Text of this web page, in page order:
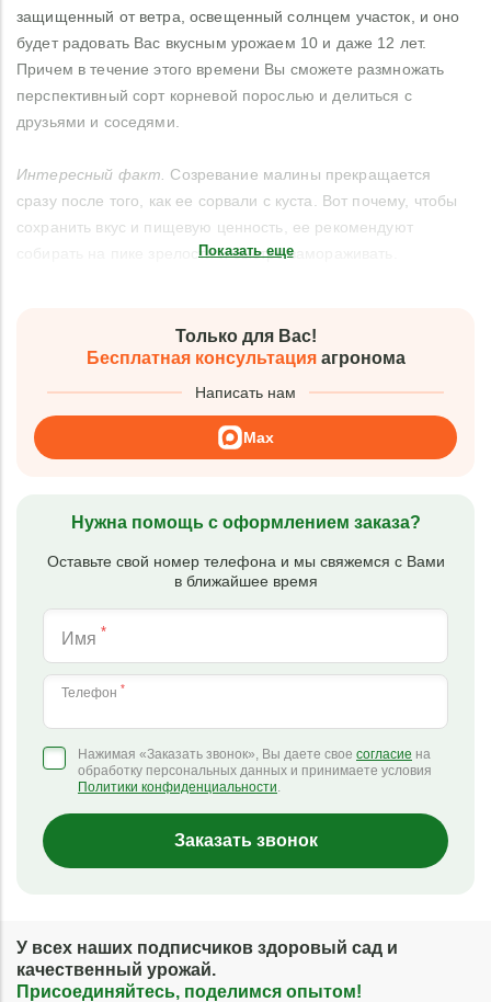
защищенный от ветра, освещенный солнцем участок, и оно
будет радовать Вас вкусным урожаем 10 и даже 12 лет.
Причем в течение этого времени Вы сможете размножать
перспективный сорт корневой порослью и делиться с
друзьями и соседями.
Интересный факт.
Созревание малины прекращается
сразу после того, как ее сорвали с куста. Вот почему, чтобы
сохранить вкус и пищевую ценность, ее рекомендуют
собирать на пике зрелости и быстро замораживать.
Показать еще
Только для Вас!
Бесплатная консультацияагронома
Написать нам
Max
Нужна помощь с оформлением заказа?
Оставьте свой номер телефона и мы свяжемся с Вами
в ближайшее время
Имя *
Телефон *
Нажимая «Заказать звонок», Вы даете свое согласие на
обработку персональных данных и принимаете условия
Политики конфиденциальности.
Заказать звонок
У всех наших подписчиков здоровый сад и
качественный урожай.
Присоединяйтесь, поделимся опытом!